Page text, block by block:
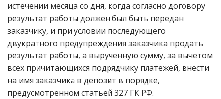
истечении месяца со дня, когда согласно договору
результат работы должен был быть передан
заказчику, и при условии последующего
двукратного предупреждения заказчика продать
результат работы, а вырученную сумму, за вычетом
всех причитающихся подрядчику платежей, внести
на имя заказчика в депозит в порядке,
предусмотренном статьей 327 ГК РФ.